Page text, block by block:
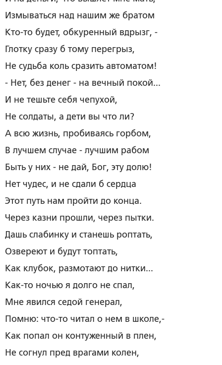
Измываться над нашим же братом
Кто-то будет, обкуренный вдрызг, -
Глотку сразу б тому перегрыз,
Не судьба коль сразить автоматом!
- Нет, без денег - на вечный покой...
И не тешьте себя чепухой,
Не солдаты, а дети вы что ли?
А всю жизнь, пробиваясь горбом,
В лучшем случае - лучшим рабом
Быть у них - не дай, Бог, эту долю!
Нет чудес, и не сдали б сердца
Этот путь нам пройти до конца.
Через казни прошли, через пытки.
Дашь слабинку и станешь роптать,
Озвереют и будут топтать,
Как клубок, размотают до нитки...
Как-то ночью я долго не спал,
Мне явился седой генерал,
Помню: что-то читал о нем в школе,-
Как попал он контуженный в плен,
Не согнул пред врагами колен,